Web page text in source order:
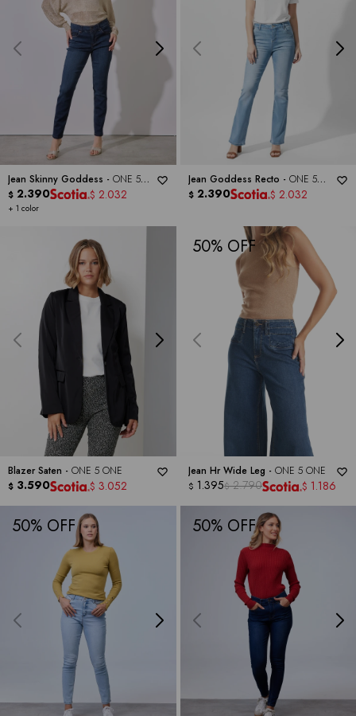
Jean Skinny Goddess - ONE 5
ONE
+ 1 color
$ 2.390 $ 2.032
Jean Goddess Recto - ONE 5
ONE
$ 2.390 $ 2.032
Blazer Saten - ONE 5 ONE
$ 3.590 $ 3.052
50
Jean Hr Wide Leg - ONE 5 ONE
$ 1.395$ 2.790 $ 1.186
50 50